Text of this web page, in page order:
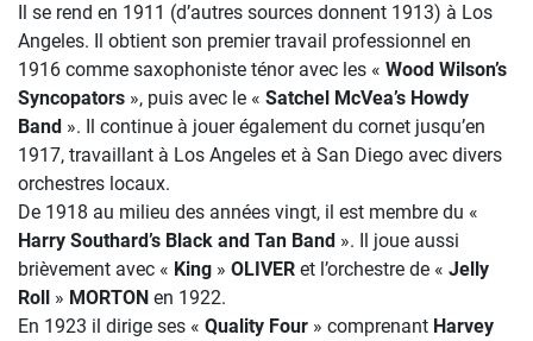
Il se rend en 1911 (d’autres sources donnent 1913) à Los
Angeles. Il obtient son premier travail professionnel en
1916 comme saxophoniste ténor avec les « Wood Wilson’s
Syncopators », puis avec le « Satchel McVea’s Howdy
Band ». Il continue à jouer également du cornet jusqu’en
1917, travaillant à Los Angeles et à San Diego avec divers
orchestres locaux.
De 1918 au milieu des années vingt, il est membre du «
Harry Southard’s Black and Tan Band ». Il joue aussi
brièvement avec « King » OLIVER et l’orchestre de « Jelly
Roll » MORTON en 1922.
En 1923 il dirige ses « Quality Four » comprenant Harvey